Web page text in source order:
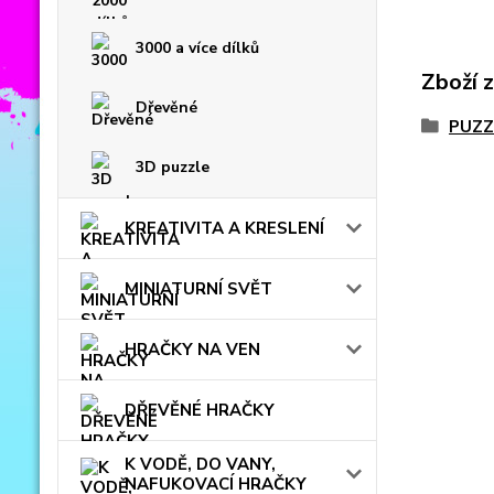
3000 a více dílků
Dřevěné
3D puzzle
KREATIVITA A KRESLENÍ
MINIATURNÍ SVĚT
HRAČKY NA VEN
DŘEVĚNÉ HRAČKY
K VODĚ, DO VANY,
NAFUKOVACÍ HRAČKY
Zboží